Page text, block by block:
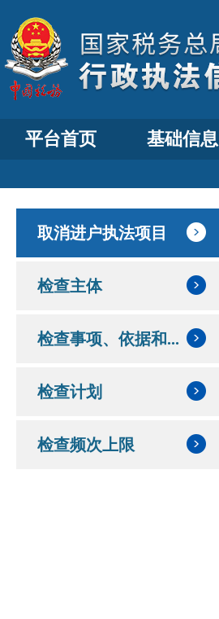
平台首页 基础信息
取消进户执法项目
检查主体
检查事项、依据和...
检查计划
检查频次上限